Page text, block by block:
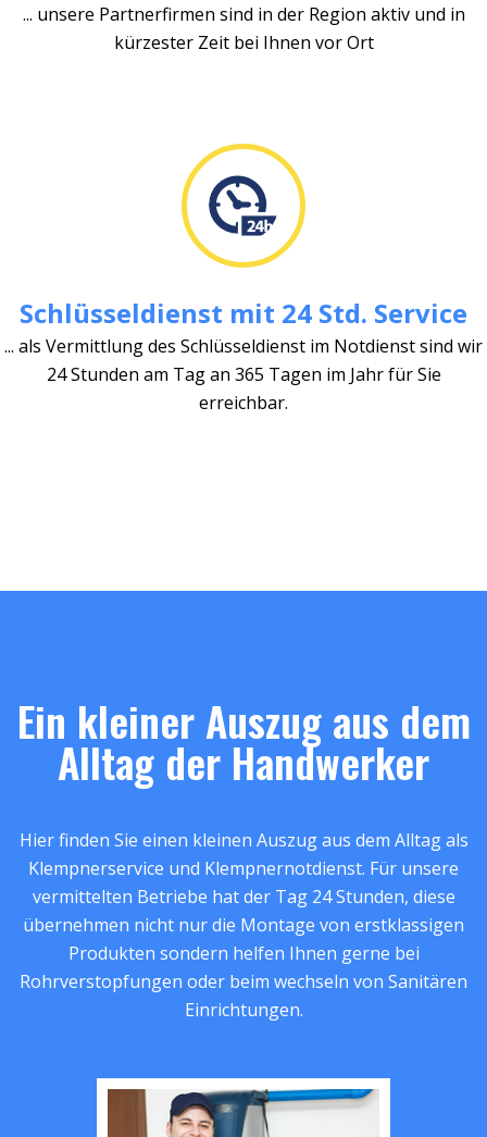
... unsere Partnerfirmen sind in der Region aktiv und in
kürzester Zeit bei Ihnen vor Ort
Schlüsseldienst mit 24 Std. Service
... als Vermittlung des Schlüsseldienst im Notdienst sind wir
24 Stunden am Tag an 365 Tagen im Jahr für Sie
erreichbar.
Ein kleiner Auszug aus dem
Alltag der Handwerker
Hier finden Sie einen kleinen Auszug aus dem Alltag als
Klempnerservice und Klempnernotdienst. Für unsere
vermittelten Betriebe hat der Tag 24 Stunden, diese
übernehmen nicht nur die Montage von erstklassigen
Produkten sondern helfen Ihnen gerne bei
Rohrverstopfungen oder beim wechseln von Sanitären
Einrichtungen.